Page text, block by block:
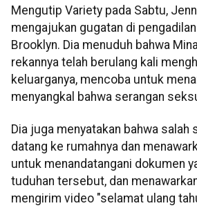
Mengutip Variety pada Sabtu,
mengajukan gugatan di
Brooklyn. Dia menuduh bahwa
rekannya telah berulang kali
keluarganya, mencoba untuk
menyangkal bahwa serangan
Dia juga menyatakan bahwa salah
datang ke rumahnya dan
untuk menandatangani dokumen
tuduhan tersebut, dan
mengirim video "selamat ulang